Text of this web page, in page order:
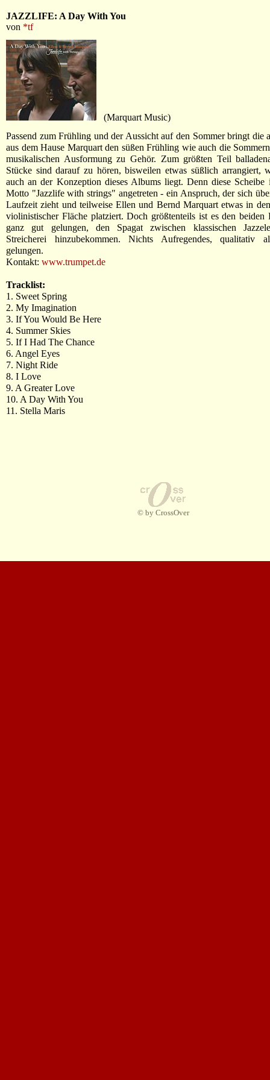
JAZZLIFE: A Day With You
von *tf
(Marquart Music)
Passend zum Frühling und der Aussicht auf den Sommer bringt die
aus dem Hause Marquart den süßen Frühling wie auch die
musikalischen Ausformung zu Gehör. Zum größten Teil
Stücke sind darauf zu hören, bisweilen etwas süßlich arrangiert,
auch an der Konzeption dieses Albums liegt. Denn diese Scheibe
Motto "Jazzlife with strings" angetreten - ein Anspruch, der sich
Laufzeit zieht und teilweise Ellen und Bernd Marquart etwas in
violinistischer Fläche platziert. Doch größtenteils ist es den beiden
ganz gut gelungen, den Spagat zwischen klassischen
Streicherei hinzubekommen. Nichts Aufregendes, qualitativ
gelungen.
Kontakt: www.trumpet.de
Tracklist:
1. Sweet Spring
2. My Imagination
3. If You Would Be Here
4. Summer Skies
5. If I Had The Chance
6. Angel Eyes
7. Night Ride
8. I Love
9. A Greater Love
10. A Day With You
11. Stella Maris
© by CrossOver